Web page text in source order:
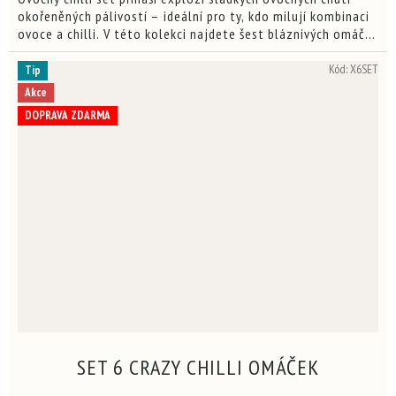
hvězdiček.
okořeněných pálivostí – ideální pro ty, kdo milují kombinaci
ovoce a chilli. V této kolekci najdete šest bláznivých omáček
ze série “Crazy”, kde se mísí lesní...
Tip
Akce
DOPRAVA ZDARMA
SET 6 CRAZY CHILLI OMÁČEK
Kód:X6SET